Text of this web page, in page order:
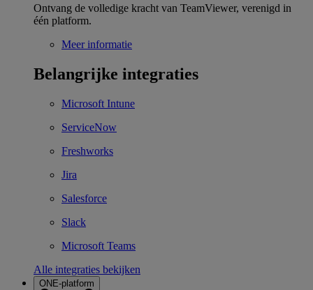
Ontvang de volledige kracht van TeamViewer, verenigd in
één platform.
Meer informatie
Belangrijke integraties
Microsoft Intune
ServiceNow
Freshworks
Jira
Salesforce
Slack
Microsoft Teams
Alle integraties bekijken
ONE-platform